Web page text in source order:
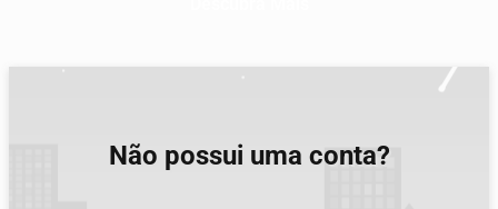
Não possui uma conta?